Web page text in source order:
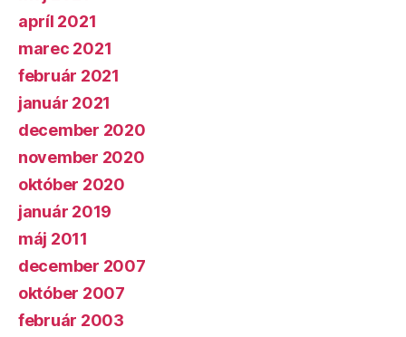
apríl 2021
marec 2021
február 2021
január 2021
december 2020
november 2020
október 2020
január 2019
máj 2011
december 2007
október 2007
február 2003